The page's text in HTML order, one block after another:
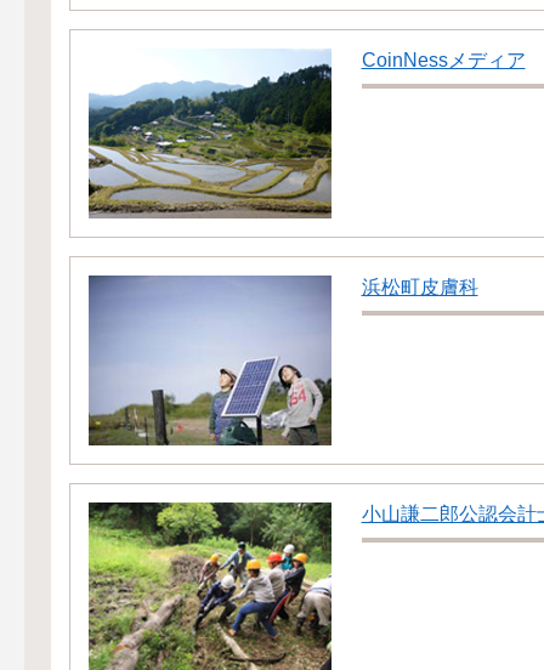
CoinNessメディア
浜松町皮膚科
小山謙二郎公認会計